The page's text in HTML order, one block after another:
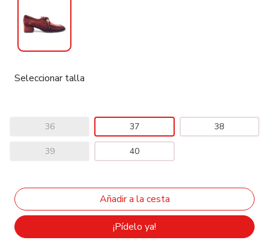
Seleccionar talla
36 37 38
39 40
¡Pídelo ya!